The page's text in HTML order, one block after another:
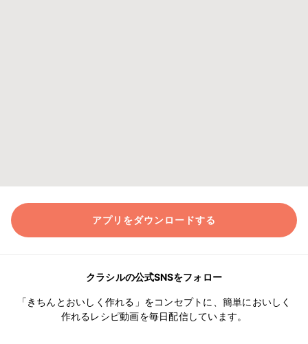
アプリをダウンロードする
クラシルの公式SNSをフォロー
「きちんとおいしく作れる」をコンセプトに、簡単においしく
作れるレシピ動画を毎日配信しています。